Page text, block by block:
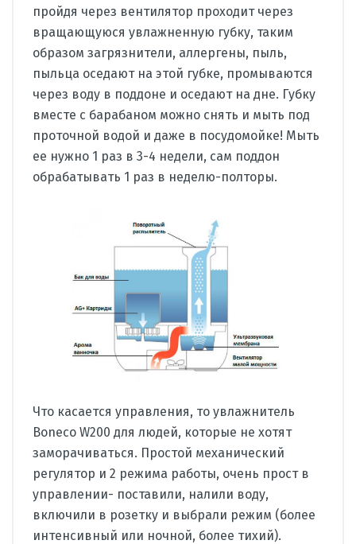
пройдя через вентилятор проходит через
вращающуюся увлажненную губку, таким
образом загрязнители, аллергены, пыль,
пыльца оседают на этой губке, промываются
через воду в поддоне и оседают на дне. Губку
вместе с барабаном можно снять и мыть под
проточной водой и даже в посудомойке! Мыть
ее нужно 1 раз в 3-4 недели, сам поддон
обрабатывать 1 раз в неделю-полторы.
Что касается управления, то увлажнитель
Boneco W200 для людей, которые не хотят
заморачиваться. Простой механический
регулятор и 2 режима работы, очень прост в
управлении- поставили, налили воду,
включили в розетку и выбрали режим (более
интенсивный или ночной, более тихий).